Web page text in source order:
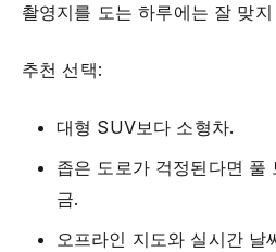
촬영지를 도는 하루에는 잘 맞
추천 선택:
대형 SUV보다 소형차.
좁은 도로가 걱정된다면 풀
금.
오프라인 지도와 실시간 날